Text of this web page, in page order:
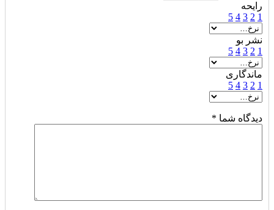
رایحه
1
2
3
4
5
نشر بو
1
2
3
4
5
ماندگاری
1
2
3
4
5
دیدگاه شما *